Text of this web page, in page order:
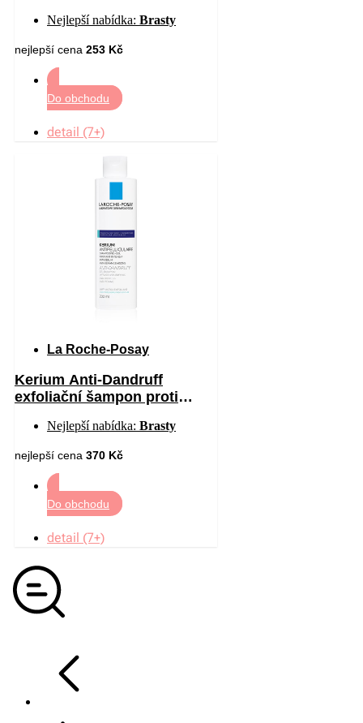
lupům 200 ml
Nejlepší nabídka: Brasty
nejlepší cena 253 Kč
Do obchodu
detail (7+)
La Roche-Posay
Kerium Anti-Dandruff
exfoliační šampon proti
Nejlepší nabídka: Brasty
nejlepší cena 370 Kč
Do obchodu
detail (7+)